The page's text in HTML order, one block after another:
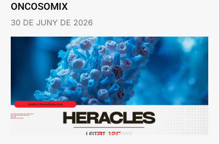
ONCOSOMIX
30 DE JUNY DE 2026